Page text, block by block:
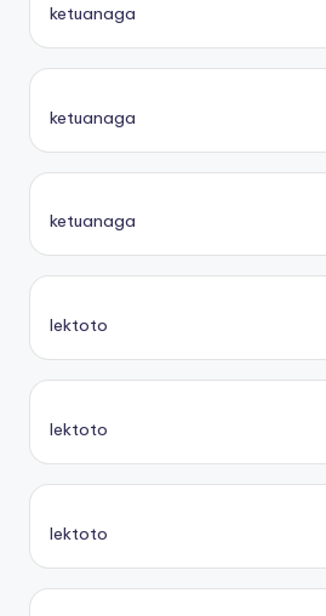
ketuanaga
ketuanaga
ketuanaga
lektoto
lektoto
lektoto